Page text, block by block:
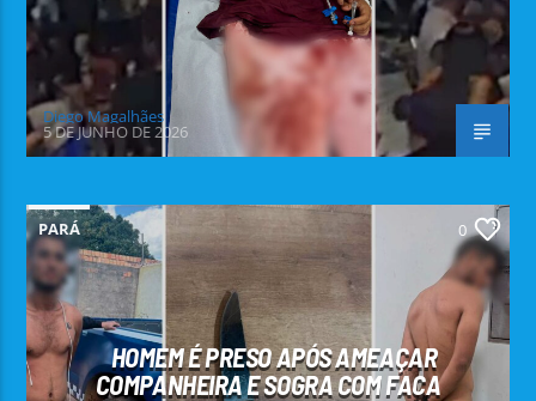
Diego Magalhães
5 DE JUNHO DE 2026
PARÁ 0
HOMEM É PRESO APÓS AMEAÇAR
COMPANHEIRA E SOGRA COM FACA